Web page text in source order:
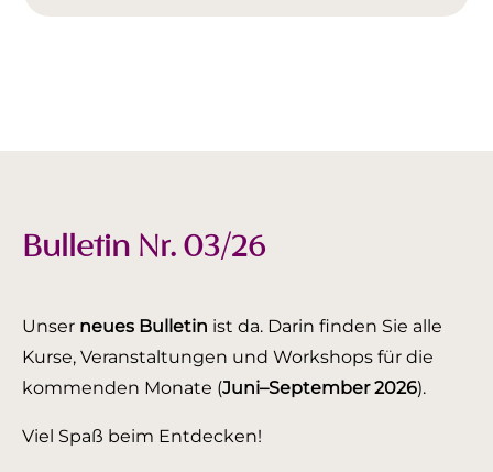
Bulletin Nr. 03/26
Unser neues Bulletin ist da. Darin finden Sie alle
Kurse, Veranstaltungen und Workshops für die
kommenden Monate (Juni–September 2026).
Viel Spaß beim Entdecken!